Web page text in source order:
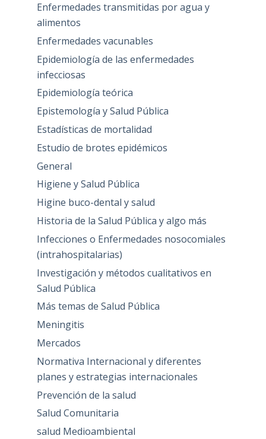
Enfermedades transmitidas por agua y
alimentos
Enfermedades vacunables
Epidemiología de las enfermedades
infecciosas
Epidemiología teórica
Epistemología y Salud Pública
Estadísticas de mortalidad
Estudio de brotes epidémicos
General
Higiene y Salud Pública
Higine buco-dental y salud
Historia de la Salud Pública y algo más
Infecciones o Enfermedades nosocomiales
(intrahospitalarias)
Investigación y métodos cualitativos en
Salud Pública
Más temas de Salud Pública
Meningitis
Mercados
Normativa Internacional y diferentes
planes y estrategias internacionales
Prevención de la salud
Salud Comunitaria
salud Medioambiental